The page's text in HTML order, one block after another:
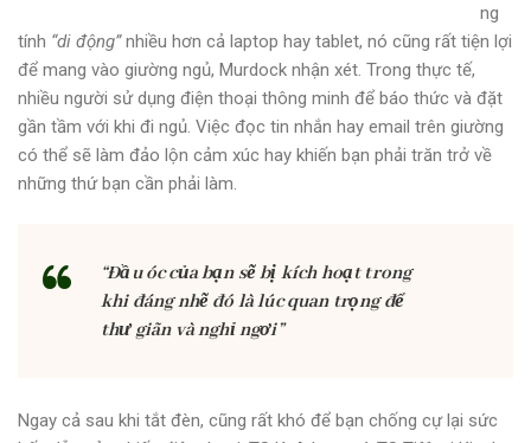
ng
tính “di động”nhiều hơn cả laptop hay tablet, nó cũng rất tiện lợi
để mang vào giường ngủ, Murdock nhận xét. Trong thực tế,
nhiều người sử dụng điện thoại thông minh để báo thức và đặt
gần tầm với khi đi ngủ. Việc đọc tin nhắn hay email trên giường
có thể sẽ làm đảo lộn cảm xúc hay khiến bạn phải trăn trở về
những thứ bạn cần phải làm.
“Đầu óc của bạn sẽ bị kích hoạt trong
khi đáng nhẽ đó là lúc quan trọng để
thư giãn và nghỉ ngơi”
Ngay cả sau khi tắt đèn, cũng rất khó để bạn chống cự lại sức